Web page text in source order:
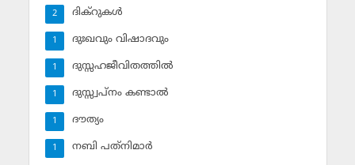
ദിക്‌റുകള്‍
2
ദുഃഖവും വിഷാദവും
1
ദുസ്സഹജീവിതത്തില്‍
1
ദുസ്സ്വപ്‌നം കണ്ടാല്‍
1
ദൗത്യം
1
നബി പത്‌നിമാര്‍
1